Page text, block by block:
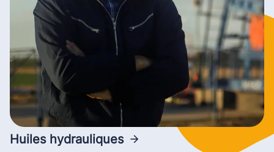
Huiles hydrauliques